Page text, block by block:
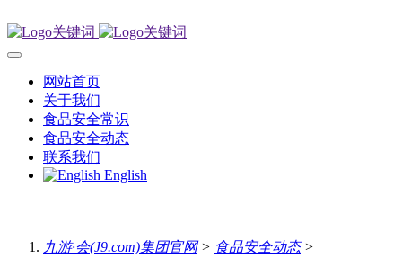
网站首页
关于我们
食品安全常识
食品安全动态
联系我们
English
九游·会(J9.com)集团官网> 食品安全动态>